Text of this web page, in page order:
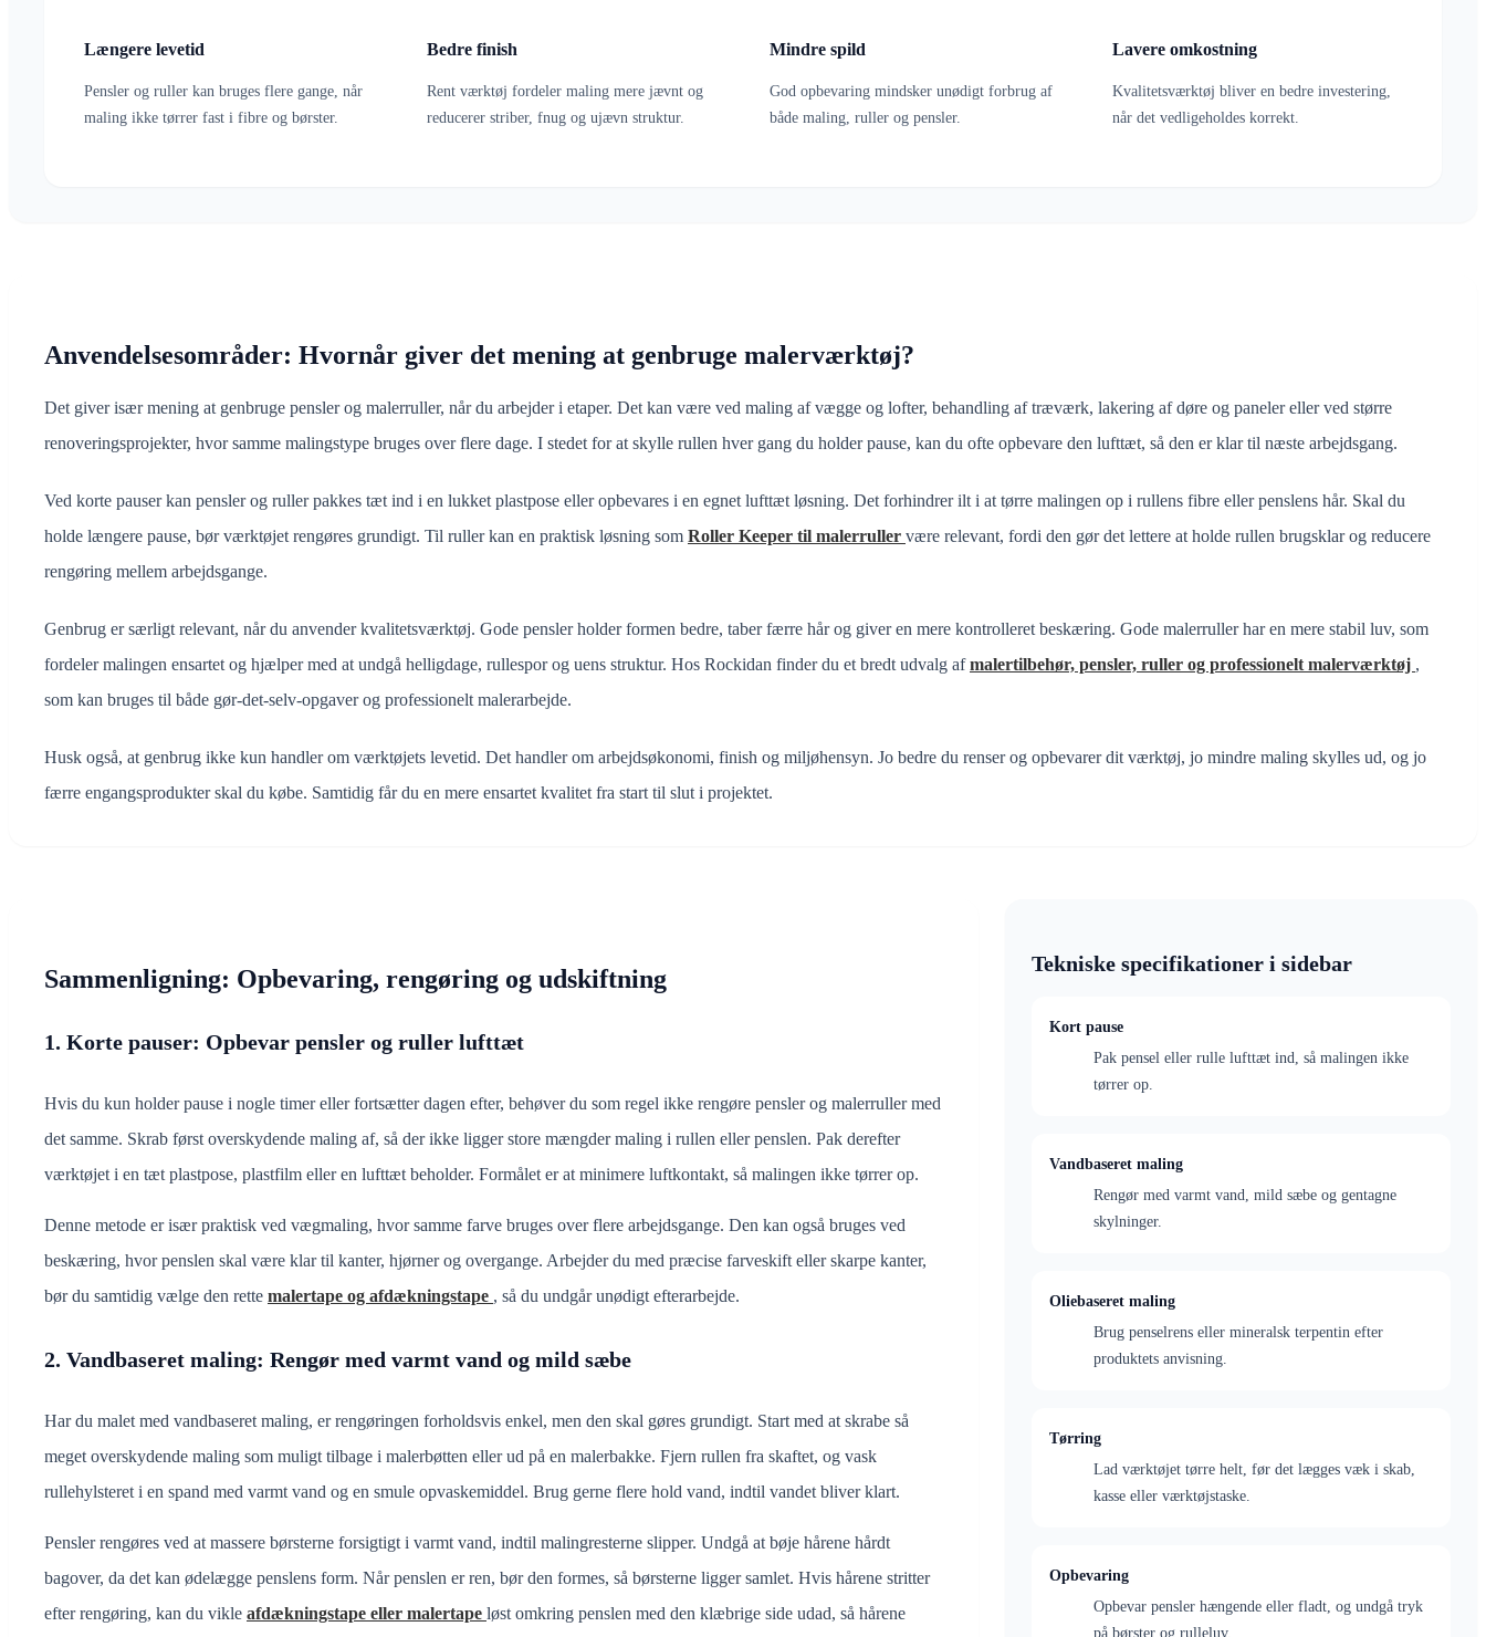
Længere levetid
Pensler og ruller kan bruges flere gange, når
maling ikke tørrer fast i fibre og børster.
Bedre finish
Rent værktøj fordeler maling mere jævnt og
reducerer striber, fnug og ujævn struktur.
Mindre spild
God opbevaring mindsker unødigt forbrug af
både maling, ruller og pensler.
Lavere omkostning
Kvalitetsværktøj bliver en bedre investering,
når det vedligeholdes korrekt.
Anvendelsesområder: Hvornår giver det mening at genbruge malerværktøj?
Det giver især mening at genbruge pensler og malerruller, når du arbejder i etaper. Det kan være ved maling af vægge og lofter, behandling af træværk, lakering af døre og paneler eller ved større
renoveringsprojekter, hvor samme malingstype bruges over flere dage. I stedet for at skylle rullen hver gang du holder pause, kan du ofte opbevare den lufttæt, så den er klar til næste arbejdsgang.
Ved korte pauser kan pensler og ruller pakkes tæt ind i en lukket plastpose eller opbevares i en egnet lufttæt løsning. Det forhindrer ilt i at tørre malingen op i rullens fibre eller penslens hår. Skal du
holde længere pause, bør værktøjet rengøres grundigt. Til ruller kan en praktisk løsning som Roller Keeper til malerruller være relevant, fordi den gør det lettere at holde rullen brugsklar og reducere
rengøring mellem arbejdsgange.
Genbrug er særligt relevant, når du anvender kvalitetsværktøj. Gode pensler holder formen bedre, taber færre hår og giver en mere kontrolleret beskæring. Gode malerruller har en mere stabil luv, som
fordeler malingen ensartet og hjælper med at undgå helligdage, rullespor og uens struktur. Hos Rockidan finder du et bredt udvalg afmalertilbehør, pensler, ruller og professionelt malerværktøj ,
som kan bruges til både gør-det-selv-opgaver og professionelt malerarbejde.
Husk også, at genbrug ikke kun handler om værktøjets levetid. Det handler om arbejdsøkonomi, finish og miljøhensyn. Jo bedre du renser og opbevarer dit værktøj, jo mindre maling skylles ud, og jo
færre engangsprodukter skal du købe. Samtidig får du en mere ensartet kvalitet fra start til slut i projektet.
Sammenligning: Opbevaring, rengøring og udskiftning
1. Korte pauser: Opbevar pensler og ruller lufttæt
Hvis du kun holder pause i nogle timer eller fortsætter dagen efter, behøver du som regel ikke rengøre pensler og malerruller med
det samme. Skrab først overskydende maling af, så der ikke ligger store mængder maling i rullen eller penslen. Pak derefter
værktøjet i en tæt plastpose, plastfilm eller en lufttæt beholder. Formålet er at minimere luftkontakt, så malingen ikke tørrer op.
Denne metode er især praktisk ved vægmaling, hvor samme farve bruges over flere arbejdsgange. Den kan også bruges ved
beskæring, hvor penslen skal være klar til kanter, hjørner og overgange. Arbejder du med præcise farveskift eller skarpe kanter,
bør du samtidig vælge den rette malertape og afdækningstape , så du undgår unødigt efterarbejde.
2. Vandbaseret maling: Rengør med varmt vand og mild sæbe
Har du malet med vandbaseret maling, er rengøringen forholdsvis enkel, men den skal gøres grundigt. Start med at skrabe så
meget overskydende maling som muligt tilbage i malerbøtten eller ud på en malerbakke. Fjern rullen fra skaftet, og vask
rullehylsteret i en spand med varmt vand og en smule opvaskemiddel. Brug gerne flere hold vand, indtil vandet bliver klart.
Pensler rengøres ved at massere børsterne forsigtigt i varmt vand, indtil malingresterne slipper. Undgå at bøje hårene hårdt
bagover, da det kan ødelægge penslens form. Når penslen er ren, bør den formes, så børsterne ligger samlet. Hvis hårene stritter
efter rengøring, kan du vikle afdækningstape eller malertape løst omkring penslen med den klæbrige side udad, så hårene
Tekniske specifikationer i sidebar
Kort pause
Pak pensel eller rulle lufttæt ind, så malingen ikke
tørrer op.
Vandbaseret maling
Rengør med varmt vand, mild sæbe og gentagne
skylninger.
Oliebaseret maling
Brug penselrens eller mineralsk terpentin efter
produktets anvisning.
Tørring
Lad værktøjet tørre helt, før det lægges væk i skab,
kasse eller værktøjstaske.
Opbevaring
Opbevar pensler hængende eller fladt, og undgå tryk
på børster og rulleluv.